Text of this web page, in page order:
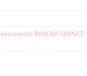
RIMERA QUINCE